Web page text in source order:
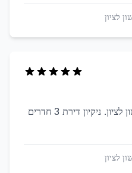
לציון
מרוצים מאוד מהשירות בראשון לציון. ניקיון דירת 3 חדרים
לציון